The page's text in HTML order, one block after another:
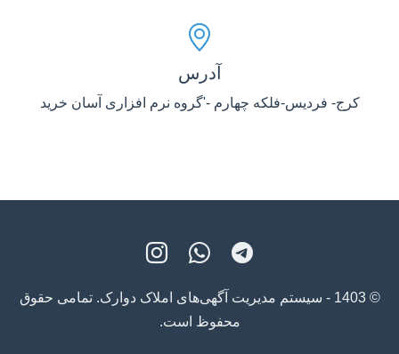
آدرس
کرج- فردیس-فلکه چهارم -'گروه نرم افزاری آسان خرید
© 1403 - سیستم مدیریت آگهی‌های املاک دوارک. تمامی حقوق
محفوظ است.